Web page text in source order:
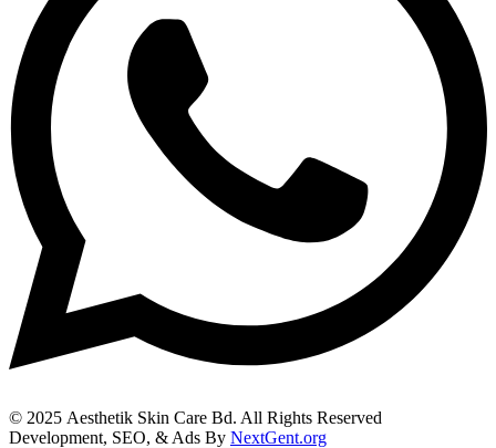
© 2025 Aesthetik Skin Care Bd. All Rights Reserved
Development, SEO, & Ads By NextGent.org